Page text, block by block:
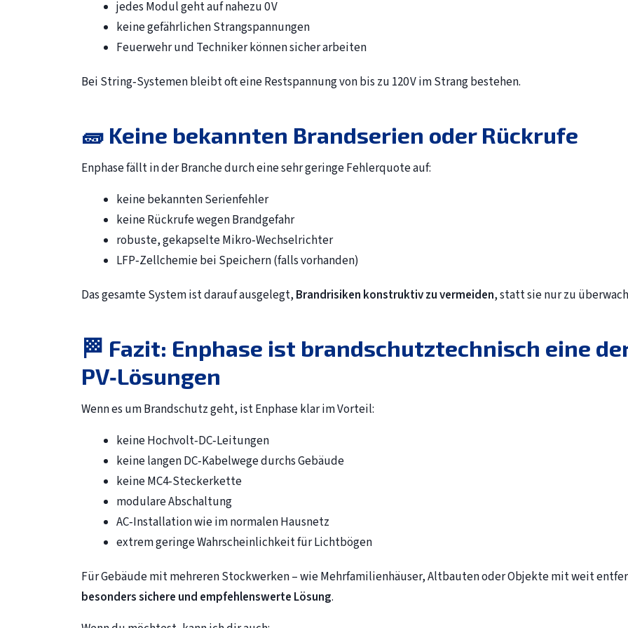
jedes Modul geht auf nahezu 0 V
keine gefährlichen Strangspannungen
Feuerwehr und Techniker können sicher arbeiten
Bei String‑Systemen bleibt oft eine Restspannung von bis zu 120 V im Strang bestehen.
🧱 Keine bekannten Brandserien oder Rückrufe
Enphase fällt in der Branche durch eine sehr geringe Fehlerquote auf:
keine bekannten Serienfehler
keine Rückrufe wegen Brandgefahr
robuste, gekapselte Mikro‑Wechselrichter
LFP‑Zellchemie bei Speichern (falls vorhanden)
Das gesamte System ist darauf ausgelegt, Brandrisiken konstruktiv zu vermeiden, statt sie nur zu
🏁 Fazit: Enphase ist brandschutztechnisch eine
PV‑Lösungen
Wenn es um Brandschutz geht, ist Enphase klar im Vorteil:
keine Hochvolt‑DC‑Leitungen
keine langen DC‑Kabelwege durchs Gebäude
keine MC4‑Steckerkette
modulare Abschaltung
AC‑Installation wie im normalen Hausnetz
extrem geringe Wahrscheinlichkeit für Lichtbögen
Für Gebäude mit mehreren Stockwerken – wie Mehrfamilienhäuser, Altbauten oder Objekte mit weit
besonders sichere und empfehlenswerte Lösung.